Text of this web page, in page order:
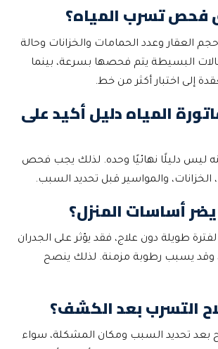
تسرب المياه؟
العقار وعدد الحمامات والخزانات وحالة
البسيطة يتم فحصها بسرعة، بينما
إلى اختبار أكثر من خط.
المياه دليل أكيد على
ليس دليلًا نهائيًا وحده. لذلك يجب فحص
الخزانات، والمواسير قبل تحديد السبب.
أساسات المنزل؟
طويلة دون علاج، فقد يؤثر على الجدران
وقد يسبب رطوبة مزمنة. لذلك ينصح
التسرب بعد الكشف؟
بعد تحديد السبب ومكان المشكلة، سواء